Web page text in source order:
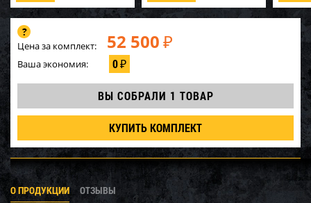
Цена за комплект: 52 500 ₽
Ваша экономия: 0₽
ВЫ СОБРАЛИ 1 ТОВАР
КУПИТЬ КОМПЛЕКТ
О ПРОДУКЦИИ ОТЗЫВЫ